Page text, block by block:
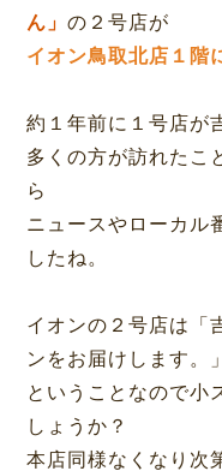
ん」の２号店が
イオン鳥取北店１階
約１年前に１号店が
多くの方が訪れたこ
ら
ニュースやローカル
したね。
イオンの２号店は「
ンをお届けします。」
ということなので小
しょうか？
本店同様なくなり次